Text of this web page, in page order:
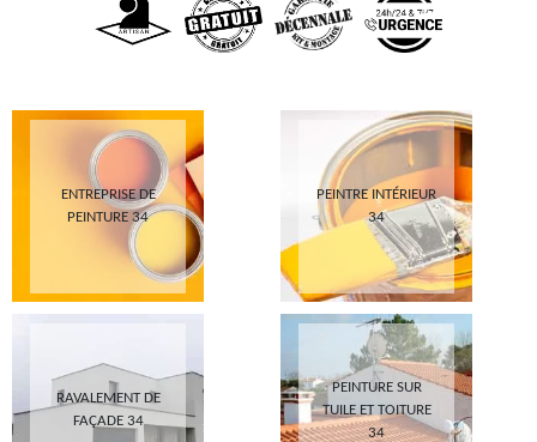
ENTREPRISE DE
PEINTURE 34
PEINTRE INTÉRIEUR
34
RAVALEMENT DE
FAÇADE 34
PEINTURE SUR
TUILE ET TOITURE
34